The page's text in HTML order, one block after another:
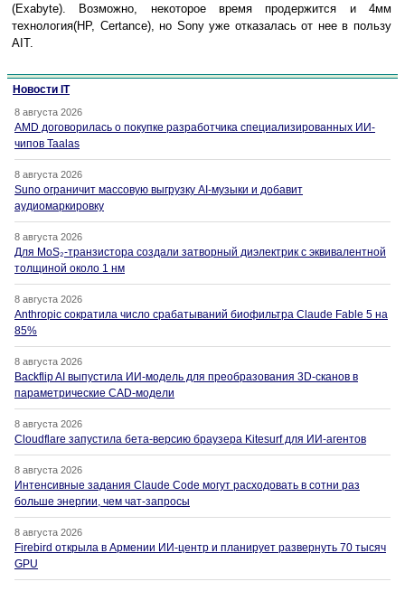
(Exabyte). Возможно, некоторое время продержится и 4мм
технология(HP, Certance), но Sony уже отказалась от нее в пользу
AIT.
Новости IT
8 августа 2026
AMD договорилась о покупке разработчика специализированных ИИ-
чипов Taalas
8 августа 2026
Suno ограничит массовую выгрузку AI-музыки и добавит
аудиомаркировку
8 августа 2026
Для MoS₂-транзистора создали затворный диэлектрик с эквивалентной
толщиной около 1 нм
8 августа 2026
Anthropic сократила число срабатываний биофильтра Claude Fable 5 на
85%
8 августа 2026
Backflip AI выпустила ИИ-модель для преобразования 3D-сканов в
параметрические CAD-модели
8 августа 2026
Cloudflare запустила бета-версию браузера Kitesurf для ИИ-агентов
8 августа 2026
Интенсивные задания Claude Code могут расходовать в сотни раз
больше энергии, чем чат-запросы
8 августа 2026
Firebird открыла в Армении ИИ-центр и планирует развернуть 70 тысяч
GPU